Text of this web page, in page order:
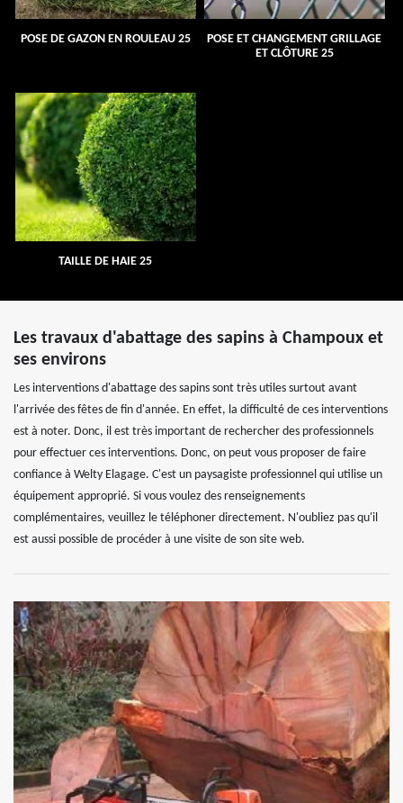
POSE DE GAZON EN ROULEAU 25
POSE ET CHANGEMENT GRILLAGE
ET CLÔTURE 25
TAILLE DE HAIE 25
Les travaux d'abattage des sapins à Champoux et
ses environs
Les interventions d'abattage des sapins sont très utiles surtout avant
l'arrivée des fêtes de fin d'année. En effet, la difficulté de ces interventions
est à noter. Donc, il est très important de rechercher des professionnels
pour effectuer ces interventions. Donc, on peut vous proposer de faire
confiance à Welty Elagage. C'est un paysagiste professionnel qui utilise un
équipement approprié. Si vous voulez des renseignements
complémentaires, veuillez le téléphoner directement. N'oubliez pas qu'il
est aussi possible de procéder à une visite de son site web.